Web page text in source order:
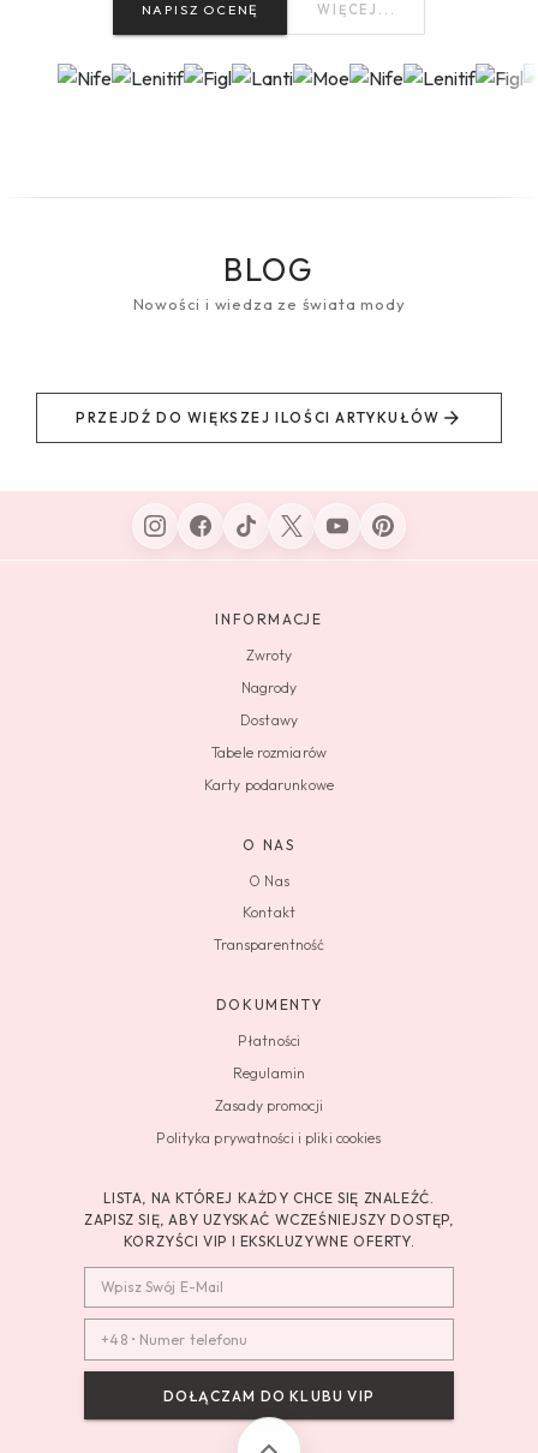
NAPISZ OCENĘ WIĘCEJ...
BLOG
Nowości i wiedza ze świata mody
PRZEJDŹ DO WIĘKSZEJ ILOŚCI ARTYKUŁÓW
INFORMACJE
Zwroty
Nagrody
Dostawy
Tabele rozmiarów
Karty podarunkowe
O NAS
O Nas
Kontakt
Transparentność
DOKUMENTY
Płatności
Regulamin
Zasady promocji
Polityka prywatności i pliki cookies
LISTA, NA KTÓREJ KAŻDY CHCE SIĘ ZNALEŹĆ.
ZAPISZ SIĘ, ABY UZYSKAĆ WCZEŚNIEJSZY DOSTĘP,
KORZYŚCI VIP I EKSKLUZYWNE OFERTY.
DOŁĄCZAM DO KLUBU VIP